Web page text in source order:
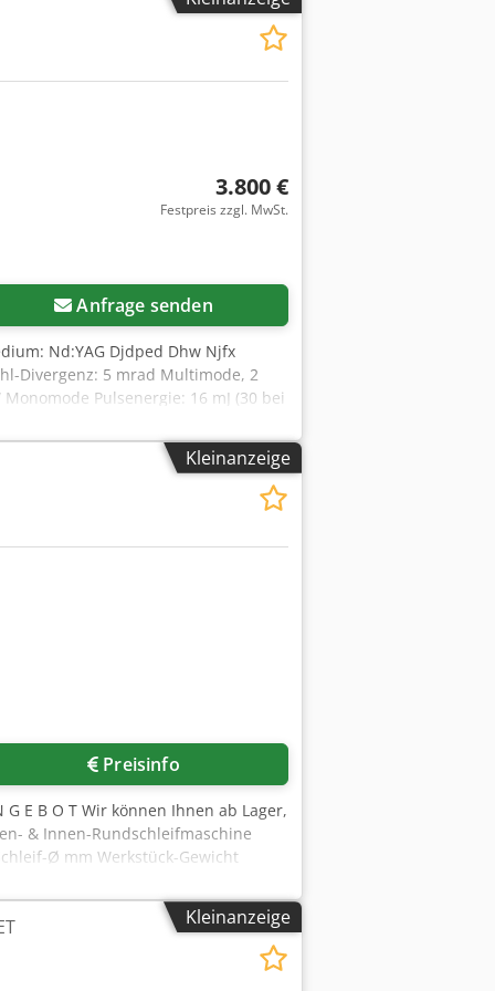
3.800 €
Festpreis zzgl. MwSt.
Anfrage senden
Nd:YAG Djdped Dhw Njfx
Divergenz: 5 mrad Multimode, 2
Pulsenergie: 16 mJ (30 bei
Strichdicke bei Mischmode:
Kleinanzeige
Preisinfo
E B O T Wir können Ihnen ab Lager,
& Innen-Rundschleifmaschine
Ø mm Werkstück-Gewicht
max. 30 °
0,001 – 0,04 mm/Ø
x 300 mm Innenschleif-Vorrichtung,
kW Gesamtantrieb 5 kW - 400 V –
Kleinanzeige